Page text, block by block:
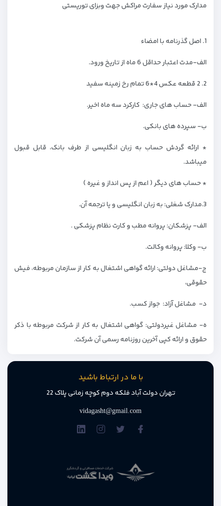
مدارک مورد نیاز سفارت مراکش جهت وبزای توریستی
1. اصل گذرنامه با امضاء
الف-مدت اعتبار حداقل 6 ماه از تاریخ ورود.
2. 2 قطعه عکس 4*6 تمام رخ زمینه سفید
الف- حساب های جاری: کارکرد سه ماه اخیر.
ب- سپرده های بانکی.
* ارائه گردش حساب به زبان انگلیسی از طرف بانک، قابل قبول
میباشد.
* حساب های دیگر ( اعم از پس انداز و غیره )
3.مدارک شغلی: به زبان انگلیسی و یا ترجمه آن.
الف- پزشکان: پروانه مطب و کارت نظام پزشکی .
ب- وکلا: پروانه وکالت.
ج-مشاغل دولتی: ارائه گواهی اشتغال به کار از سازمان مربوطه، فیش
حقوقی،
د- مشاغل آزاد: جواز کسب.
ه- مشاغل غیردولتی: گواهی اشتغال به کار از شرکت مربوطه با ذکر
حقوق و ارائه کپی آخرین روزنامه رسمی آن شرکت.
با ما در ارتباط باشید
تهران دولت آباد فلکه دوم کوچه زمانی پلاک 22
vidagasht@gmail.com